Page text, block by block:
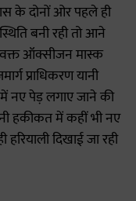
के दोनों ओर पहले ही
बनी रही तो आने
ऑक्सीजन मास्क
प्राधिकरण यानी
नए पेड़ लगाए जाने की
हकीकत में कहीं भी नए
दिखाई जा रही